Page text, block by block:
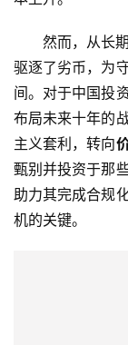
然而，从长
驱逐了劣币，为
间。对于中国投
布局未来十年的
主义套利，转向
甄别并投资于那
助力其完成合规
机的关键。